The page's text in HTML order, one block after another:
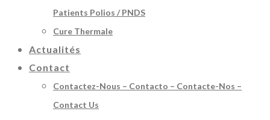
Patients Polios / PNDS
Cure Thermale
Actualités
Contact
Contactez-Nous – Contacto – Contacte-Nos –
Contact Us